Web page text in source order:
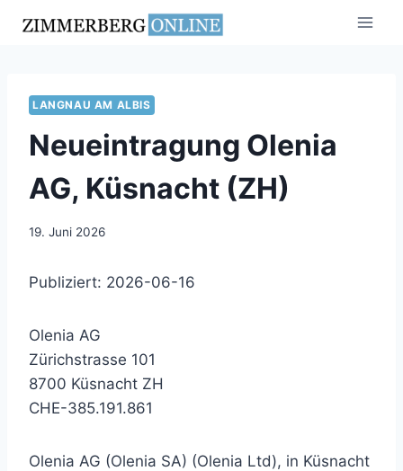
Inhalt
LANGNAU AM ALBIS
Neueintragung Olenia
AG, Küsnacht (ZH)
19. Juni 2026
Publiziert: 2026-06-16
Olenia AG
Zürichstrasse 101
8700 Küsnacht ZH
CHE-385.191.861
Olenia AG (Olenia SA) (Olenia Ltd), in Küsnacht